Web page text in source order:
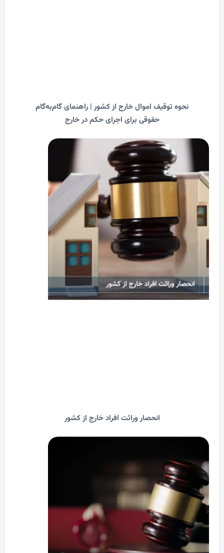
توقیف اموال خارج از کشور | راهنمای گام‌به‌گام
حقوقی برای اجرای حکم در خارج
انحصار وراثت افراد خارج از کشور